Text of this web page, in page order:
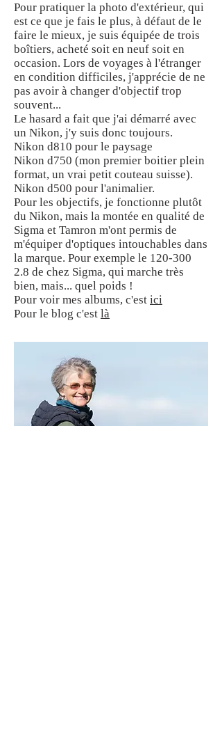
Pour pratiquer la photo d'extérieur, qui
est ce que je fais le plus, à défaut de le
faire le mieux, je suis équipée de trois
boîtiers, acheté soit en neuf soit en
occasion. Lors de voyages à l'étranger
en condition difficiles, j'apprécie de ne
pas avoir à changer d'objectif trop
souvent...
Le hasard a fait que j'ai démarré avec
un Nikon, j'y suis donc toujours.
Nikon d810 pour le paysage
Nikon d750 (mon premier boitier plein
format, un vrai petit couteau suisse).
Nikon d500 pour l'animalier.
Pour les objectifs, je fonctionne plutôt
du Nikon, mais la montée en qualité de
Sigma et Tamron m'ont permis de
m'équiper d'optiques intouchables dans
la marque. Pour exemple le 120-300
2.8 de chez Sigma, qui marche très
bien, mais... quel poids !
Pour voir mes albums, c'est ici
Pour le blog c'est là